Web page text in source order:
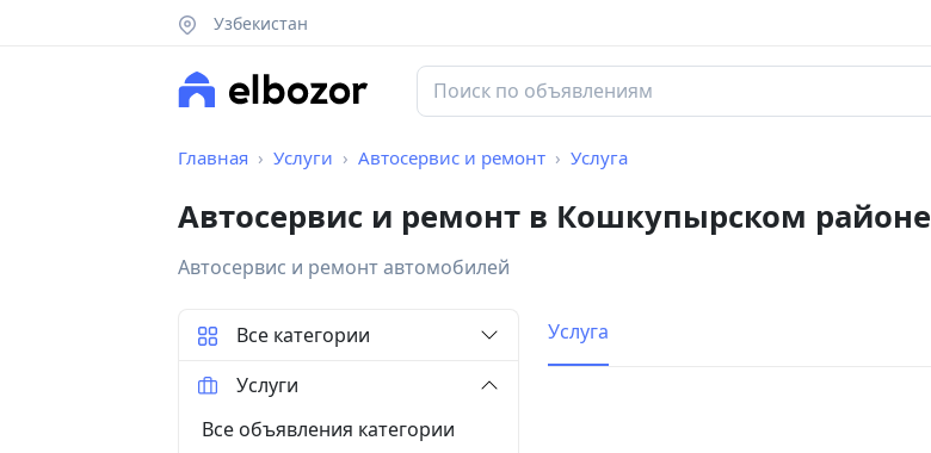
Узбекистан
Главная Услуги Автосервис и ремонт Услуга
Автосервис и ремонт в Кошкупырском районе
Автосервис и ремонт автомобилей
Услуга
Все категории
Услуги
Все объявления категории